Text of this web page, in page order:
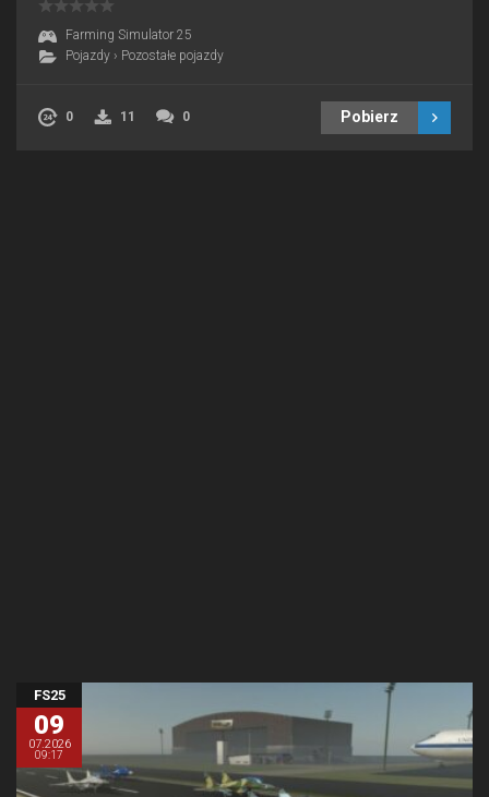
Farming Simulator 25
Pojazdy › Pozostałe pojazdy
0 11 0 Pobierz
FS25
09
07.2026
09:17